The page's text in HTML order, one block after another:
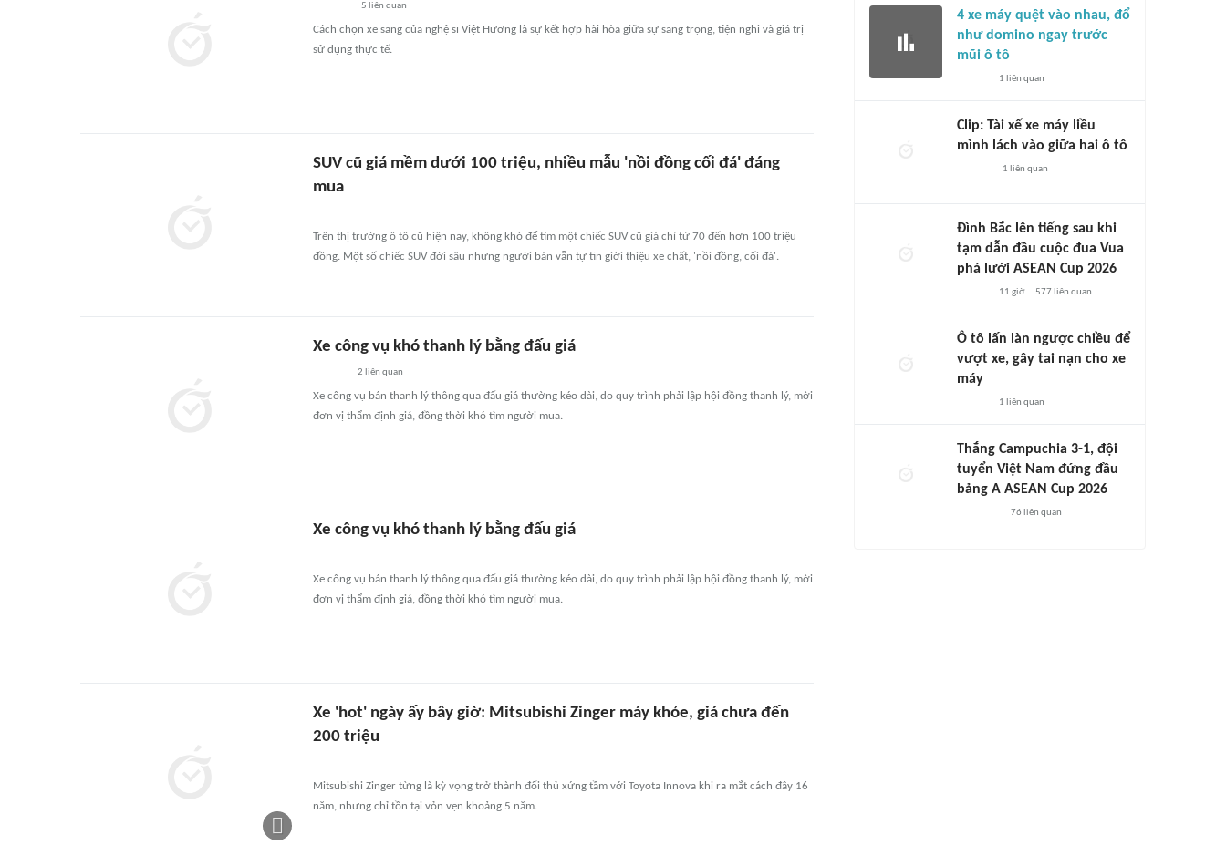
5 liên quan
Cách chọn xe sang của nghệ sĩ Việt Hương là sự kết hợp hài hòa giữa sự sang trọng, tiện nghi và giá trị
sử dụng thực tế.
SUV cũ giá mềm dưới 100 triệu, nhiều mẫu 'nồi đồng cối đá' đáng
mua
Trên thị trường ô tô cũ hiện nay, không khó để tìm một chiếc SUV cũ giá chỉ từ 70 đến hơn 100 triệu
đồng. Một số chiếc SUV đời sâu nhưng người bán vẫn tự tin giới thiệu xe chất, 'nồi đồng, cối đá'.
Xe công vụ khó thanh lý bằng đấu giá
2 liên quan
Xe công vụ bán thanh lý thông qua đấu giá thường kéo dài, do quy trình phải lập hội đồng thanh lý, mời
đơn vị thẩm định giá, đồng thời khó tìm người mua.
Xe công vụ khó thanh lý bằng đấu giá
Xe công vụ bán thanh lý thông qua đấu giá thường kéo dài, do quy trình phải lập hội đồng thanh lý, mời
đơn vị thẩm định giá, đồng thời khó tìm người mua.
Xe 'hot' ngày ấy bây giờ: Mitsubishi Zinger máy khỏe, giá chưa đến
200 triệu
Mitsubishi Zinger từng là kỳ vọng trở thành đối thủ xứng tầm với Toyota Innova khi ra mắt cách đây 16
năm, nhưng chỉ tồn tại vỏn vẹn khoảng 5 năm.
4 xe máy quệt vào nhau, đổ
như domino ngay trước
mũi ô tô
1 liên quan
Clip: Tài xế xe máy liều
mình lách vào giữa hai ô tô
1 liên quan
Đình Bắc lên tiếng sau khi
tạm dẫn đầu cuộc đua Vua
phá lưới ASEAN Cup 2026
11 giờ 577liên quan
Ô tô lấn làn ngược chiều để
vượt xe, gây tai nạn cho xe
máy
1 liên quan
Thắng Campuchia 3-1, đội
tuyển Việt Nam đứng đầu
bảng A ASEAN Cup 2026
76 liên quan